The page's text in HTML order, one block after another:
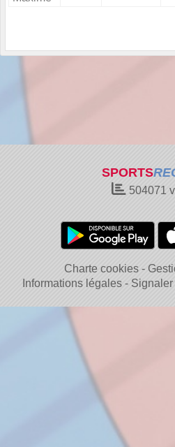
SPORTS
504071
Charte cookies
Informations légales